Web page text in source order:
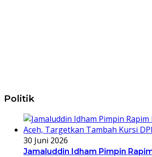
Politik
30 Juni 2026
Jamaluddin Idham Pimpin